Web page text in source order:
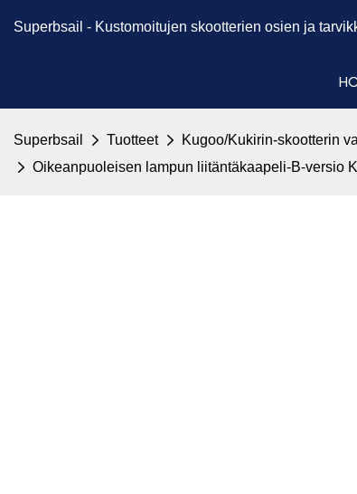
Superbsail - Kustomoitujen skootterien osien ja
Superbsail Tuotteet
Kugoo/Kukirin-skootterin
Oikeanpuoleisen lampun liitäntäkaapeli-B-versio